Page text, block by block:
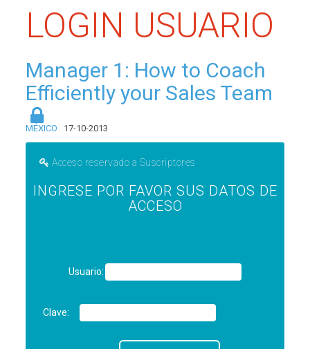
LOGIN USUARIO
Manager 1: How to Coach
Efficiently your Sales Team
MÉXICO 17-10-2013
Acceso reservado a Suscriptores
INGRESE POR FAVOR SUS DATOS DE
ACCESO
Usuario:
Clave: